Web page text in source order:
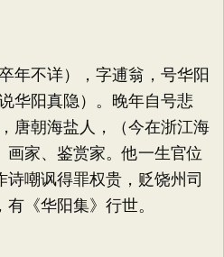
年不详），字逋翁，号华阳
华阳真隐）。晚年自号悲
唐朝海盐人，（今在浙江海
画家、鉴赏家。他一生官位
嘲讽得罪权贵，贬饶州司
《华阳集》行世。